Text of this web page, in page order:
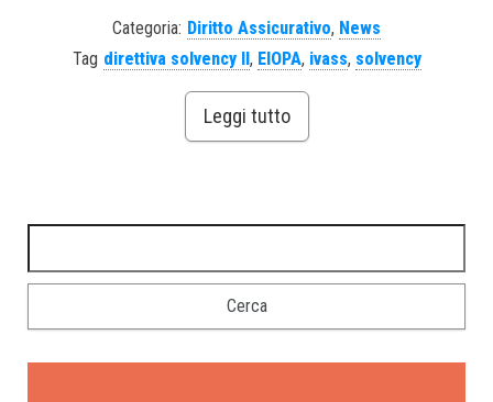
Categoria: Diritto Assicurativo, News
Tag direttiva solvency II , EIOPA, ivass, solvency
Leggi tutto